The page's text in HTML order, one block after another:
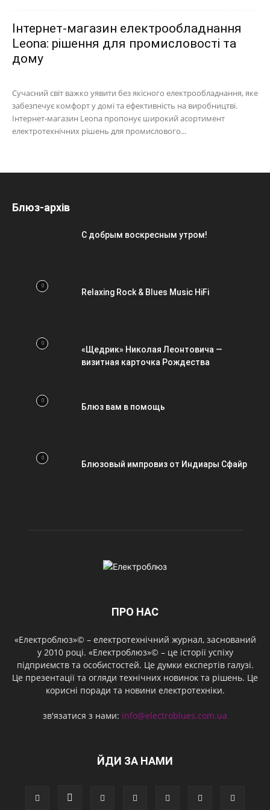
Інтернет-магазин електрообладнання
Leona: рішення для промисловості та
дому
Сучасний світ важко уявити без якісного електрообладнання, яке
забезпечує комфорт у домі та ефективність на виробництві.
Інтернет-магазин Leona пропонує широкий асортимент
електротехнічних рішень для промислового...
Блюз-архів
С добрым воскресным утром!
Relaxing Rock & Blues Music HiFi
«Щедрик» Николая Леонтовича —
визитная карточка Рождества
Блюз вам в помощь
Блюзовый импровиз от Индиары Сфайр
ПРО НАС
«Електроблюз»© – електротехнічний журнал, заснований
у 2010 році. «Електроблюз»© – це історії успіху
підприємств та особистостей. Це думки експертів галузі.
Це презентації та огляди технічних новинок та рішень. Це
корисні поради та новини електротехніки.
зв'язатися з нами: info@electroblues.com.ua
ЙДИ ЗА НАМИ